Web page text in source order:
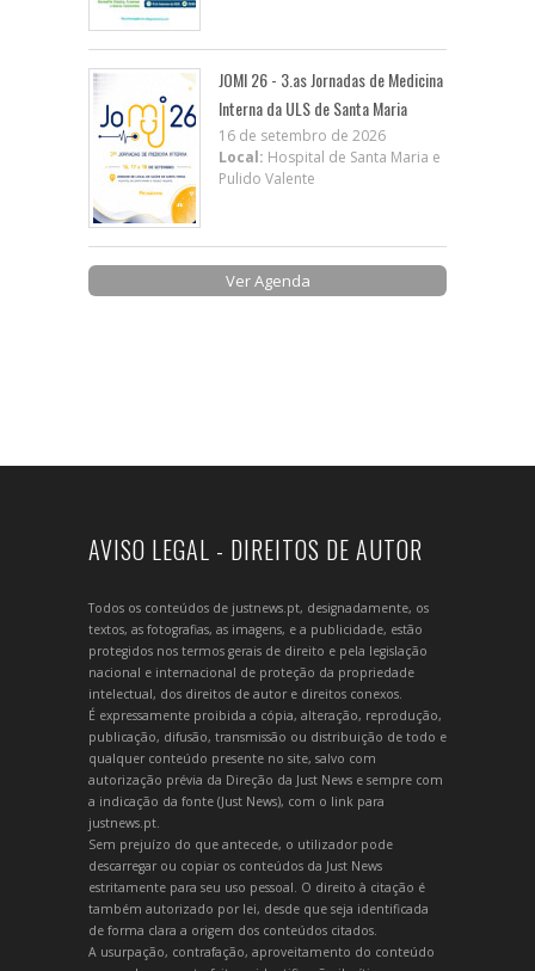
JOMI 26 - 3.as Jornadas de Medicina
Interna da ULS de Santa Maria
16 de setembro de 2026
Local: Hospital de Santa Maria e
Pulido Valente
Ver Agenda
AVISO LEGAL - DIREITOS DE AUTOR
Todos os conteúdos de justnews.pt, designadamente, os
textos, as fotografias, as imagens, e a publicidade, estão
protegidos nos termos gerais de direito e pela legislação
nacional e internacional de proteção da propriedade
intelectual, dos direitos de autor e direitos conexos.
É expressamente proibida a cópia, alteração, reprodução,
publicação, difusão, transmissão ou distribuição de todo e
qualquer conteúdo presente no site, salvo com
autorização prévia da Direção da Just News e sempre com
a indicação da fonte (Just News), com o link para
justnews.pt.
Sem prejuízo do que antecede, o utilizador pode
descarregar ou copiar os conteúdos da Just News
estritamente para seu uso pessoal. O direito à citação é
também autorizado por lei, desde que seja identificada
de forma clara a origem dos conteúdos citados.
A usurpação, contrafação, aproveitamento do conteúdo